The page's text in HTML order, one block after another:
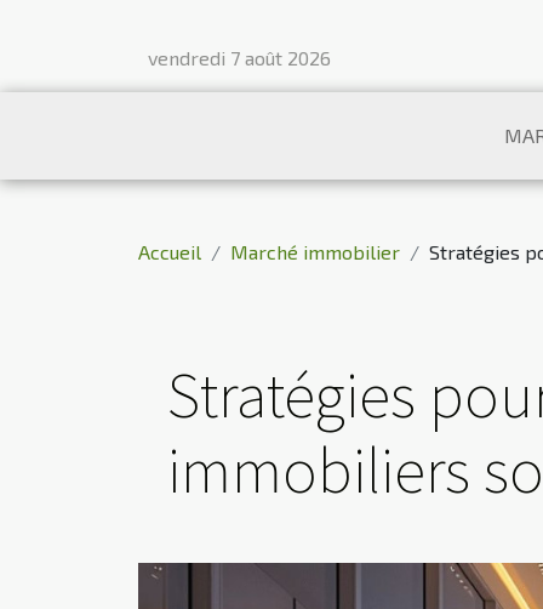
vendredi 7 août 2026
Accueil Marché immobilier Stratégies
Stratégies
immobiliers